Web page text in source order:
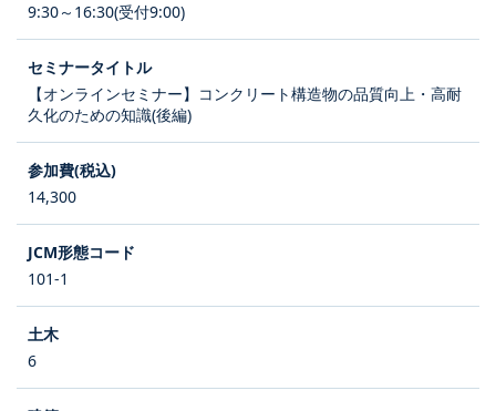
9:30～16:30(受付9:00)
【オンラインセミナー】コンクリート構造物の品質向上・高耐
久化のための知識(後編)
14,300
101-1
6